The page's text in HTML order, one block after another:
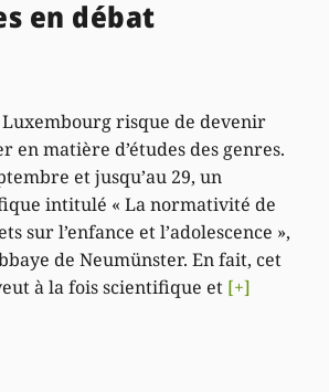
en débat
risque de devenir
en matière d’études des genres.
et jusqu’au 29, un
intitulé « La normativité de
sur l’enfance et l’adolescence »,
de Neumünster. En fait, cet
à la fois scientifique et [+]